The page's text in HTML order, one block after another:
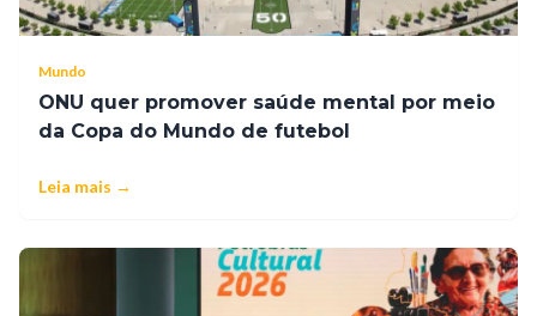
Mundo
ONU quer promover saúde mental por meio
da Copa do Mundo de futebol
Leia mais →